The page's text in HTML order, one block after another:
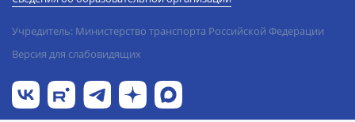
Учредитель: Министерство транспорта Российской Федерации
Версия для слабовидящих